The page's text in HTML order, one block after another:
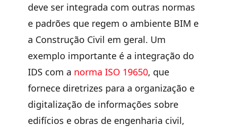
deve ser integrada com outras normas
e padrões que regem o ambiente BIM e
a Construção Civil em geral. Um
exemplo importante é a integração do
IDS com a norma ISO 19650, que
fornece diretrizes para a organização e
digitalização de informações sobre
edifícios e obras de engenharia civil,